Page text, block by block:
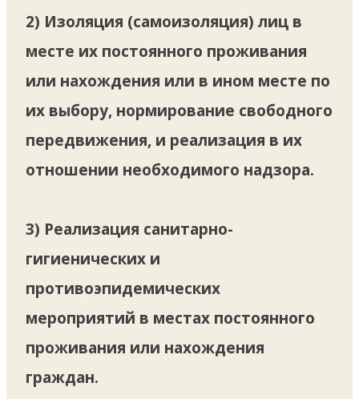
2) Изоляция (самоизоляция) лиц в
месте их постоянного проживания
или нахождения или в ином месте по
их выбору, нормирование свободного
передвижения, и реализация в их
отношении необходимого надзора.
3) Реализация санитарно-
гигиенических и
противоэпидемических
мероприятий в местах постоянного
проживания или нахождения
граждан.